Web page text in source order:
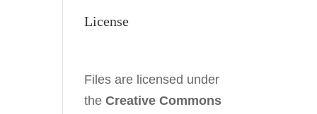
License
Files are licensed under
theCreative Commons